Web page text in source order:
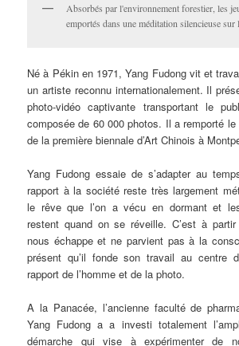
Absorbés par l'environnement forestier, les
emportés dans une méditation silencieuse
Néà Pékin en 1971, Yang Fudong vit et
un artiste reconnu internationalement. Il
photo-vidéo captivante transportant le
composée de 60 000 photos. Il a remporté
de la première biennale d’Art Chinois à
Yang Fudong essaie de s’adapter au
rapport à la société reste très largement
le rêve que l’on a vécu en dormant et
restent quand on se réveille. C’est à
nous échappe et ne parvient pas à la
présent qu’il fonde son travail au centre
rapport de l’homme et de la photo.
A la Panacée, l’ancienne faculté de
Yang Fudong a a investi totalement
démarche qui vise à expérimenter de